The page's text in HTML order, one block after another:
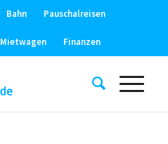
Bahn Pauschalreisen
Mietwagen Finanzen